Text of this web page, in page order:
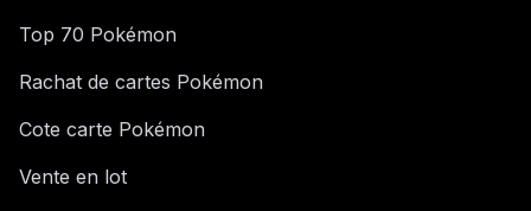
Top 70 Pokémon
Rachat de cartes Pokémon
Cote carte Pokémon
Vente en lot